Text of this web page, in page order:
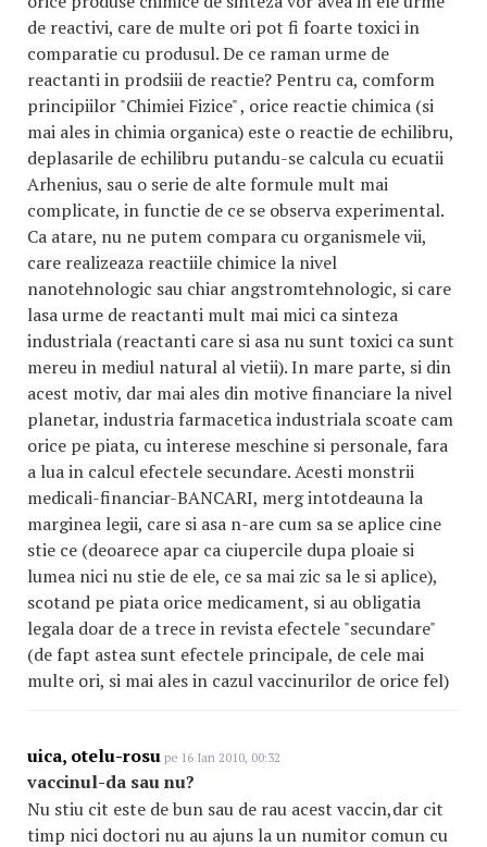
de reactivi, care de multe ori pot fi foarte toxici in
comparatie cu produsul. De ce raman urme de
reactanti in prodsiii de reactie? Pentru ca, comform
principiilor "Chimiei Fizice" , orice reactie chimica (si
mai ales in chimia organica) este o reactie de echilibru,
deplasarile de echilibru putandu-se calcula cu ecuatii
Arhenius, sau o serie de alte formule mult mai
complicate, in functie de ce se observa experimental.
Ca atare, nu ne putem compara cu organismele vii,
care realizeaza reactiile chimice la nivel
nanotehnologic sau chiar angstromtehnologic, si care
lasa urme de reactanti mult mai mici ca sinteza
industriala (reactanti care si asa nu sunt toxici ca sunt
mereu in mediul natural al vietii). In mare parte, si din
acest motiv, dar mai ales din motive financiare la nivel
planetar, industria farmacetica industriala scoate cam
orice pe piata, cu interese meschine si personale, fara
a lua in calcul efectele secundare. Acesti monstrii
medicali-financiar-BANCARI, merg intotdeauna la
marginea legii, care si asa n-are cum sa se aplice cine
stie ce (deoarece apar ca ciupercile dupa ploaie si
lumea nici nu stie de ele, ce sa mai zic sa le si aplice),
scotand pe piata orice medicament, si au obligatia
legala doar de a trece in revista efectele "secundare"
(de fapt astea sunt efectele principale, de cele mai
multe ori, si mai ales in cazul vaccinurilor de orice fel)
uica, otelu-rosu pe 16 Ian 2010, 00:32
vaccinul-da sau nu?
Nu stiu cit este de bun sau de rau acest vaccin,dar cit
timp nici doctori nu au ajuns la un numitor comun cu